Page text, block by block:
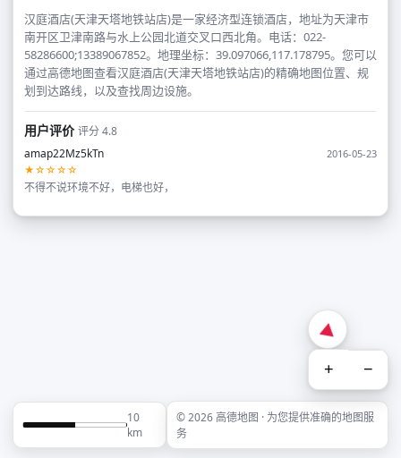
汉庭酒店(天津天塔地铁站店)是一家经济型连锁酒店，地址为天津市
南开区卫津南路与水上公园北道交叉口西北角。电话：022-
58286600;13389067852。地理坐标：39.097066,117.178795。您可以
通过高德地图查看汉庭酒店(天津天塔地铁站店)的精确地图位置、规
划到达路线，以及查找周边设施。
用户评价评分 4.8
amap22Mz5kTn
2016-05-23
★☆☆☆☆
不得不说环境不好，电梯也好，
+ −
10
km
© 2026 高德地图 · 为您提供准确的地图服
务